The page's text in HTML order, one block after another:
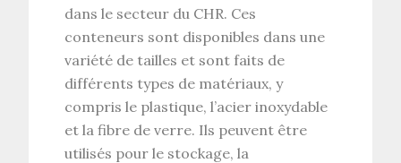
dans le secteur du CHR. Ces
conteneurs sont disponibles dans une
variété de tailles et sont faits de
différents types de matériaux, y
compris le plastique, l’acier inoxydable
et la fibre de verre. Ils peuvent être
utilisés pour le stockage, la